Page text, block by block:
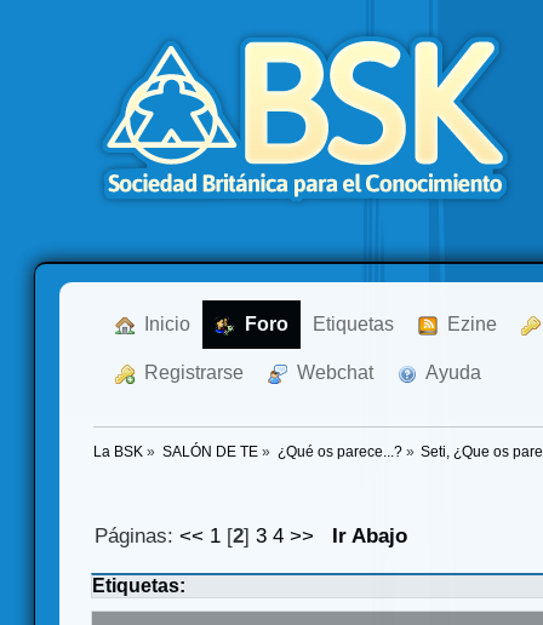
Inicio Foro Etiquetas Ezine
Registrarse Webchat Ayuda
La BSK » SALÓN DE TE » ¿Qué os parece...?» Seti, ¿Que os
Páginas:<< 1 [2]3 4 >> Ir Abajo
Etiquetas: